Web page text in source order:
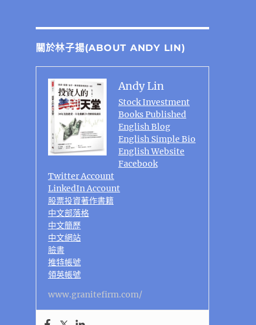
關於林子揚(ABOUT ANDY LIN)
Andy Lin
Stock Investment
Books Published
English Blog
English Simple Bio
English Website
Facebook
Twitter Account
LinkedIn Account
股票投資著作書籍
中文部落格
中文簡歷
中文網站
臉書
推特帳號
領英帳號
www.granitefirm.com/